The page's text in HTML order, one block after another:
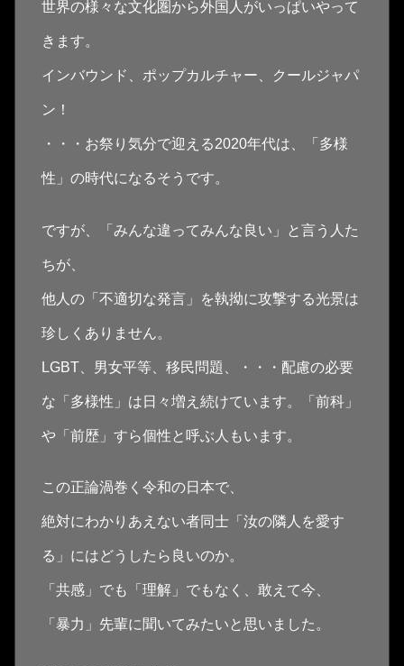
世界の様々な文化圏から外国人がいっぱいやって
きます。
インバウンド、ポップカルチャー、クールジャパ
ン！
・・・お祭り気分で迎える2020年代は、「多様
性」の時代になるそうです。
ですが、「みんな違ってみんな良い」と言う人た
ちが、
他人の「不適切な発言」を執拗に攻撃する光景は
珍しくありません。
LGBT、男女平等、移民問題、・・・配慮の必要
な「多様性」は日々増え続けています。「前科」
や「前歴」すら個性と呼ぶ人もいます。
この正論渦巻く令和の日本で、
絶対にわかりあえない者同士「汝の隣人を愛す
る」にはどうしたら良いのか。
「共感」でも「理解」でもなく、敢えて今、
「暴力」先輩に聞いてみたいと思いました。